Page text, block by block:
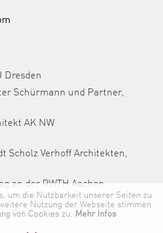
Dresden
Schürmann und Partner,
AK NW
Scholz Verhoff Architekten,
an der RWTH Aachen
FH Aachen
um die Nutzbarkeit unserer Seiten zu
Nutzung der Webseite stimmen
von Cookies zu. Mehr Infos